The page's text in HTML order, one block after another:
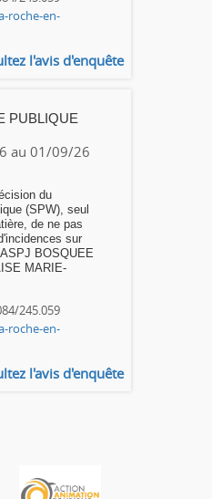
roche-en-
l'avis d'enquête
PUBLIQUE
au 01/09/26
du
(SPW), seul
de ne pas
sur
BOSQUEE
MARIE-
245.059
roche-en-
l'avis d'enquête